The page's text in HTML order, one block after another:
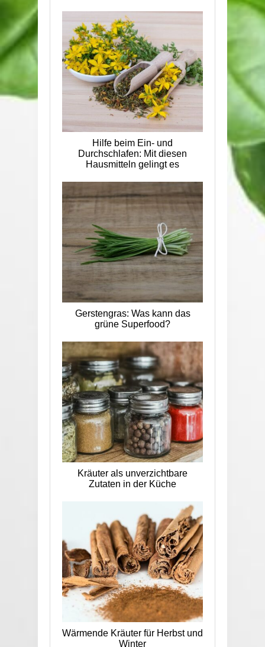
Hilfe beim Ein- und
Durchschlafen: Mit diesen
Hausmitteln gelingt es
Gerstengras: Was kann das
grüne Superfood?
Kräuter als unverzichtbare
Zutaten in der Küche
Wärmende Kräuter für Herbst und
Winter